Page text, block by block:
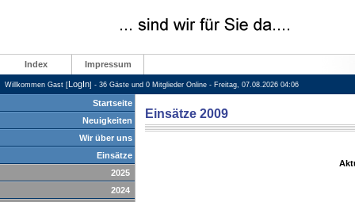
Index Impressum
Willkommen Gast [LogIn] - 36 Gäste und 0 Mitglieder Online - Freitag, 07.08.2026 04:06
Startseite
Neuigkeiten
Wir über uns
Einsätze
2025
2024
Einsätze 2009